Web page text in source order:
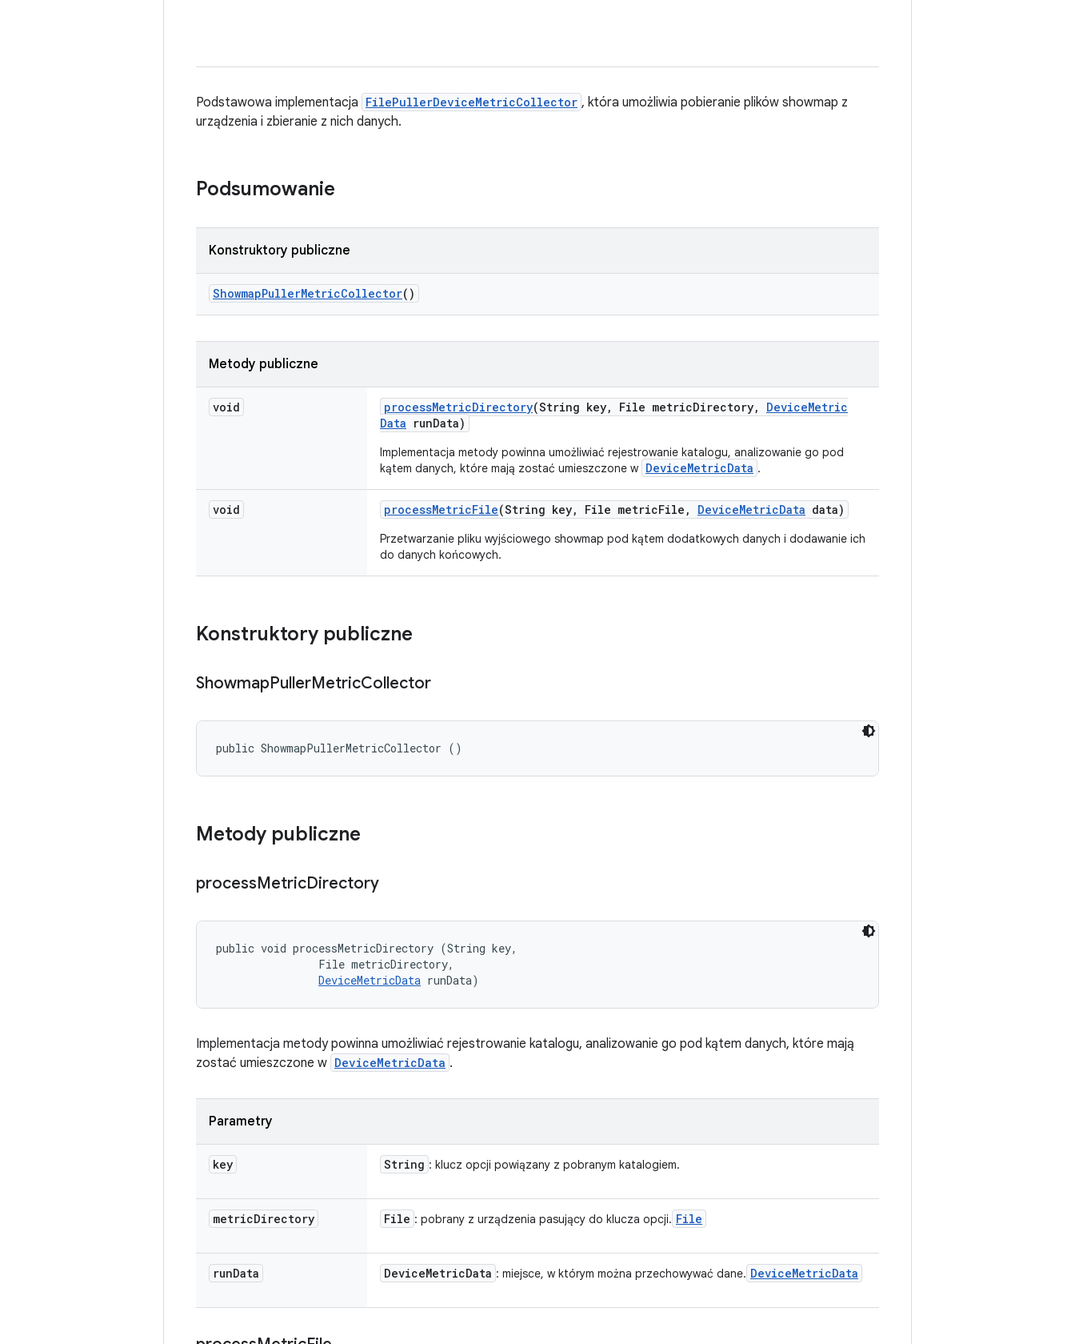
Podstawowa implementacja FilePullerDeviceMetricCollector , która umożliwia pobieranie plików showmap z
urządzenia i zbieranie z nich danych.
Podsumowanie
Konstruktory publiczne
ShowmapPullerMetricCollector()
Metody publiczne
void processMetricDirectory(String key, File metricDirectory, DeviceMetric
Data runData)
Implementacja metody powinna umożliwiać rejestrowanie katalogu, analizowanie go pod
kątem danych, które mają zostać umieszczone w DeviceMetricData .
void processMetricFile(String key, File metricFile , DeviceMetricData data)
Przetwarzanie pliku wyjściowego showmap pod kątem dodatkowych danych i dodawanie ich
do danych końcowych.
Konstruktory publiczne
ShowmapPullerMetricCollector
public ShowmapPullerMetricCollector ()
Metody publiczne
processMetricDirectory
public void processMetricDirectory (String key,
                File metricDirectory,
DeviceMetricData runData)
Implementacja metody powinna umożliwiać rejestrowanie katalogu, analizowanie go pod kątem danych, które mają
zostać umieszczone w DeviceMetricData .
Parametry
key String : klucz opcji powiązany z pobranym katalogiem.
metricDirectory File : pobrany z urządzenia pasujący do klucza opcji. File
runData DeviceMetricData : miejsce, w którym można przechowywać dane. DeviceMetricData